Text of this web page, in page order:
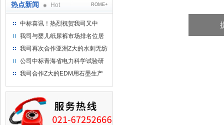
热点新闻 Hot ROME+
中标喜讯！热烈祝贺我司又中
标！
我司与婴儿纸尿裤市场排名位居
名的全日美实业合作成功！
我司再次合作亚洲Z大的水刺无纺
布供应商-南六企业！
公司中标青海省电力科学试验研
究院！
我司合作Z大的EDM用石墨生产